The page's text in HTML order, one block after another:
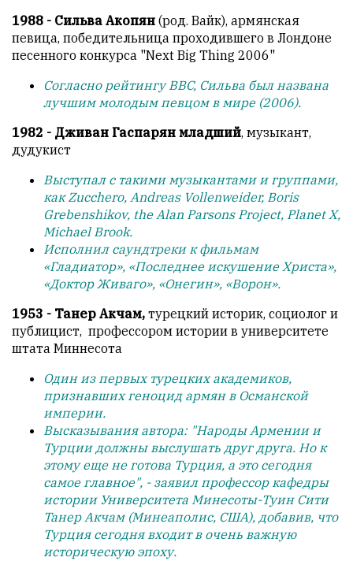
1988 - Сильва Акопян (род. Вайк), армянская
певица, победительница проходившего в Лондоне
песенного конкурса "Next Big Thing 2006"
Согласно рейтингу BBC, Сильва был названа
лучшим молодым певцом в мире (2006).
1982 - Дживан Гаспарян младший, музыкант,
дудукист
Выступал с такими музыкантами и группами,
как Zucchero, Andreas Vollenweider, Boris
Grebenshikov, the Alan Parsons Project, Planet X,
Michael Brook.
Исполнил саундтреки к фильмам
«Гладиатор», «Последнее искушение Христа»,
«Доктор Живаго», «Онегин», «Ворон».
1953 - Танер Акчам, турецкий историк, социолог и
публицист, профессором истории в университете
штата Миннесота
Один из первых турецких академиков,
признавших геноцид армян в Османской
империи.
Высказывания автора: "Народы Армении и
Турции должны выслушать друг друга. Но к
этому еще не готова Турция, а это сегодня
самое главное", - заявил профессор кафедры
истории Университета Минесоты-Туин Сити
Танер Акчам (Минеаполис, США), добавив, что
Турция сегодня входит в очень важную
историческую эпоху.